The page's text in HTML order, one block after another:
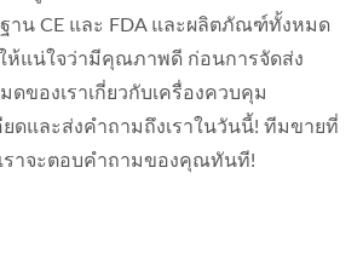
าน CE และ FDA และผลิตภัณฑ์ทั้งหมด
ห้แน่ใจว่ามีคุณภาพดี ก่อนการจัดส่ง
ดของเราเกี่ยวกับเครื่องควบคุม
ยดและส่งคำถามถึงเราในวันนี้! ทีมขายที่
ราจะตอบคำถามของคุณทันที!